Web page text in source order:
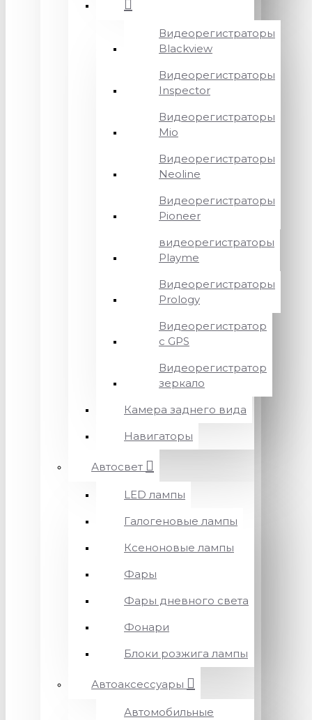
Видеорегистраторы
Blackview
Видеорегистраторы
Inspector
Видеорегистраторы
Mio
Видеорегистраторы
Neoline
Видеорегистраторы
Pioneer
видеорегистраторы
Playme
Видеорегистраторы
Prology
Видеорегистратор
с GPS
Видеорегистратор
зеркало
Камера заднего вида
Навигаторы
Автосвет
LED лампы
Галогеновые лампы
Ксеноновые лампы
Фары
Фары дневного света
Фонари
Блоки розжига лампы
Автоаксессуары
Автомобильные